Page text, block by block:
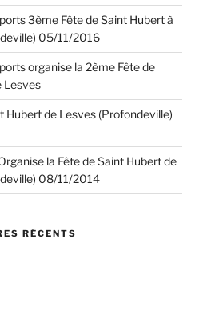
3ème Fête de Saint Hubert à
05/11/2016
organise la 2ème Fête de
Lesves
Hubert de Lesves (Profondeville)
Organise la Fête de Saint Hubert de
08/11/2014
RÉCENTS